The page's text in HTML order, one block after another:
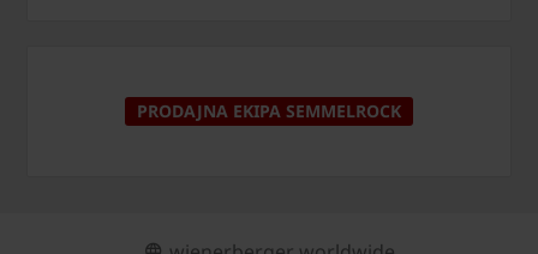
PRODAJNA EKIPA SEMMELROCK